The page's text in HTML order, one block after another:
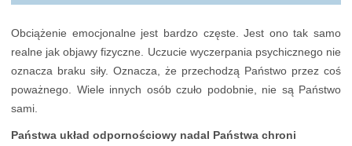
Obciążenie emocjonalne jest bardzo częste. Jest ono tak samo
realne jak objawy fizyczne. Uczucie wyczerpania psychicznego nie
oznacza braku siły. Oznacza, że przechodzą Państwo przez coś
poważnego. Wiele innych osób czuło podobnie, nie są Państwo
sami.
Państwa układ odpornościowy nadal Państwa chroni